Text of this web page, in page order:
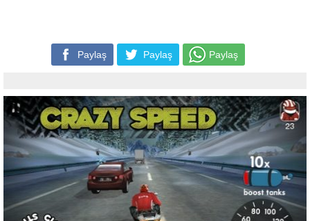
Paylaş Paylaş Paylaş